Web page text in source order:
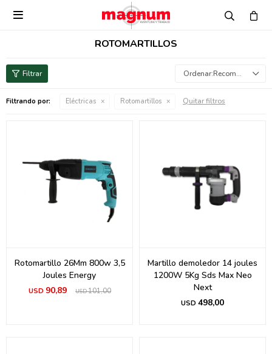

ROTOMARTILLOS
Recomendados
Filtrando por: Eléctricas Rotomartillos Quitar filtros
Rotomartillo 26Mm 800w 3,5
Joules Energy
USD 90,89 USD101,00
Martillo demoledor 14 joules
1200W 5Kg Sds Max Neo
Next
USD 498,00